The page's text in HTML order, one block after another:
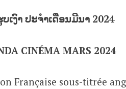
ເງົາ ປະຈຳເດືອນມີນາ 2024
CINÉMA MARS 2024
Française sous-titrée